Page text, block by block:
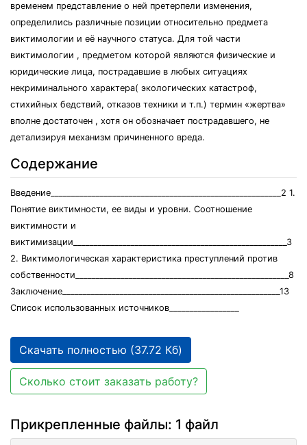
временем представление о ней претерпели изменения,
определились различные позиции относительно предмета
виктимологии и её научного статуса. Для той части
виктимологии , предметом которой являются физические и
юридические лица, пострадавшие в любых ситуациях
некриминального характера( экологических катастроф,
стихийных бедствий, отказов техники и т.п.) термин «жертва»
вполне достаточен , хотя он обозначает пострадавшего, не
детализируя механизм причиненного вреда.
Содержание
Введение________________________________________________________2 1.
Понятие виктимности, ее виды и уровни. Соотношение
виктимности и
виктимизации____________________________________________________3
2. Виктимологическая характеристика преступлений против
собственности____________________________________________________8
Заключение_____________________________________________________13
Список использованных источников_________________
Скачать полностью (37.72 Кб)
Сколько стоит заказать работу?
Прикрепленные файлы: 1 файл